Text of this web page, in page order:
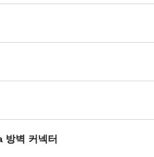
방벽 커넥터